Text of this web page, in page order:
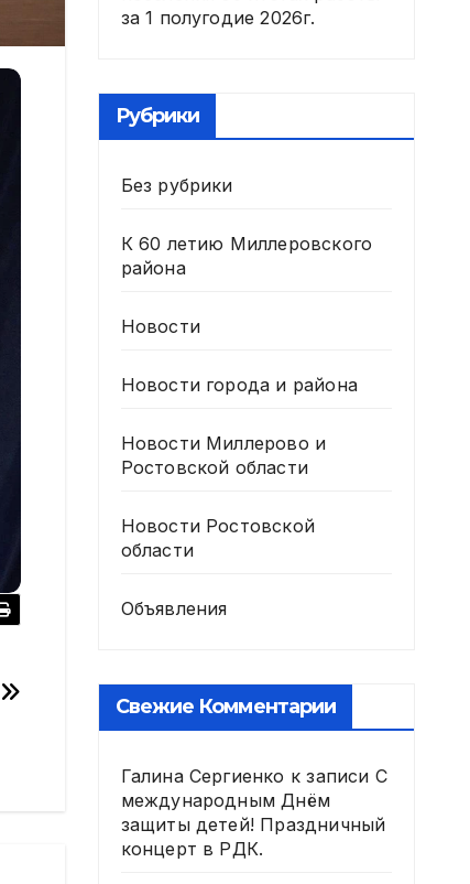
за 1 полугодие 2026г.
Рубрики
Без рубрики
К 60 летию Миллеровского
района
Новости
Новости города и района
Новости Миллерово и
Ростовской области
Новости Ростовской
области
Объявления
Свежие Комментарии
Галина Сергиенко к записи С
международным Днём
защиты детей! Праздничный
концерт в РДК.